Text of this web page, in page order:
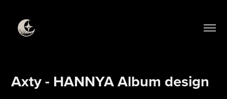
Axty - HANNYA Album design